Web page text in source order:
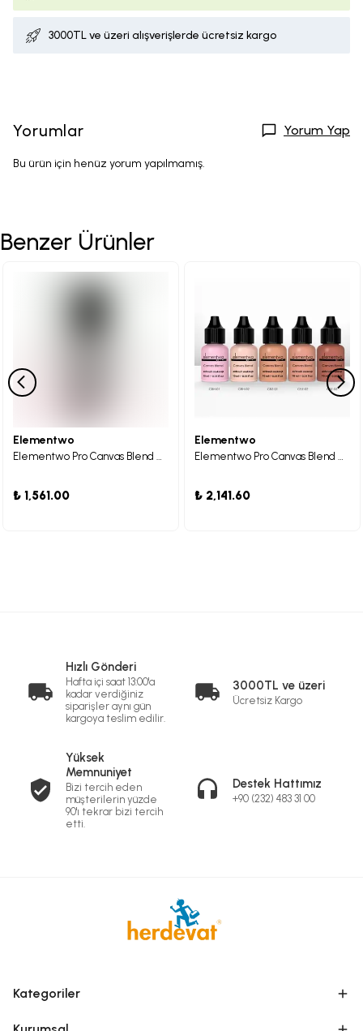
3000TL ve üzeri alışverişlerde ücretsiz kargo
Yorumlar Yorum Yap
Bu ürün için henüz yorum yapılmamış.
Benzer Ürünler
Elementwo
Elementwo Pro Canvas Blend Airbrush Makeup Kontür
₺ 1,561.00
Elementwo
Elementwo Pro Canvas Blend Airbrush Makeup Highlighter & Kontür Kiti 5x10ml.
₺ 2,141.60
Hızlı Gönderi
Hafta içi saat 13:00'a
kadar verdiğiniz
siparişler aynı gün
kargoya teslim edilir.
3000TL ve üzeri
Ücretsiz Kargo
Yüksek
Memnuniyet
Bizi tercih eden
müşterilerin yüzde
90'ı tekrar bizi tercih
etti.
Destek Hattımız
+90 (232) 483 31 00
Kategoriler